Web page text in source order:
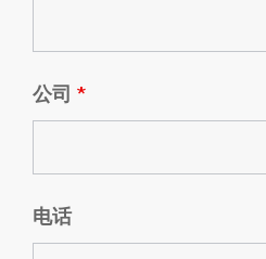
公司 *
电话